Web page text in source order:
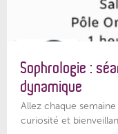
Sophrologie :
dynamique
Allez chaque
curiosité et